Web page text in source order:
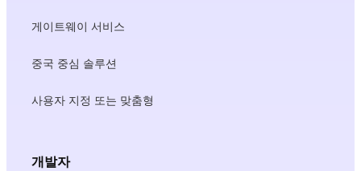
게이트웨이 서비스
중국 중심 솔루션
사용자 지정 또는 맞춤형
개발자